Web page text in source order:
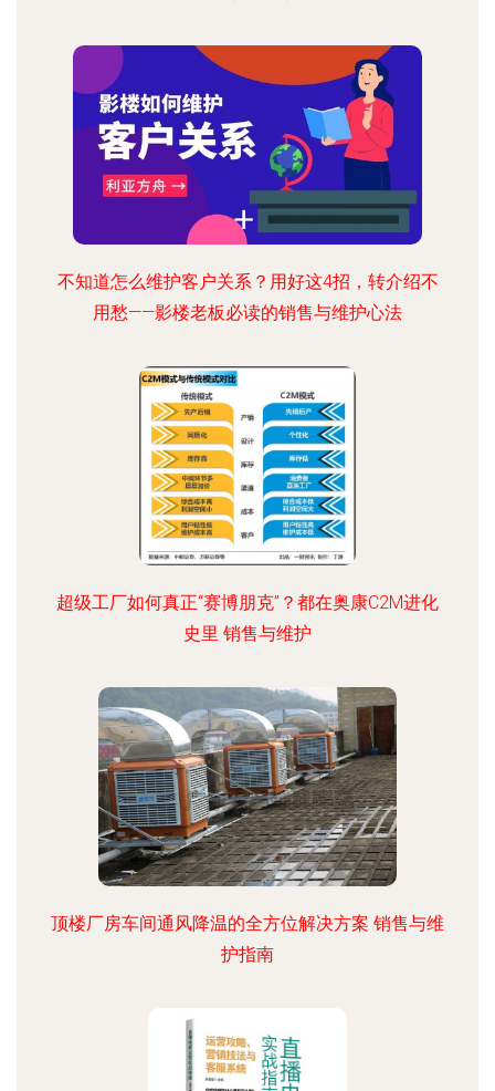
不知道怎么维护客户关系？用好这4招，转介绍不
用愁——影楼老板必读的销售与维护心法
超级工厂如何真正“赛博朋克”？都在奥康C2M进化
史里 销售与维护
顶楼厂房车间通风降温的全方位解决方案 销售与维
护指南